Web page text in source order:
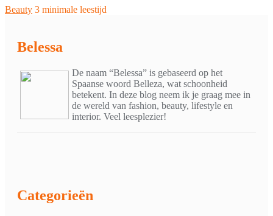
Beauty 3 minimale leestijd
Belessa
De naam “Belessa” is gebaseerd op het
Spaanse woord Belleza, wat schoonheid
betekent. In deze blog neem ik je graag mee in
de wereld van fashion, beauty, lifestyle en
interior. Veel leesplezier!
Categorieën